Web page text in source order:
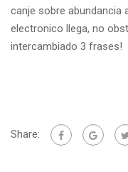
canje sobre abundancia
electronico llega, no
intercambiado 3 frases!
Share: